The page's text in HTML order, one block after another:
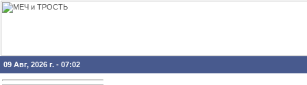
09 Авг, 2026 г. - 07:02